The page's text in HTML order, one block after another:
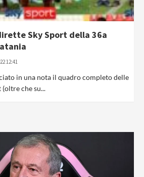
Sky Sport della 36a
12:41
in una nota il quadro completo delle
che su...